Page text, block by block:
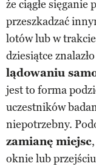
że ciągłe sięganie
przeszkadzać
lotów lub w
dziesiątce
lądowaniu
jest to forma
uczestników
niepotrzebny.
zamianę miejsc
oknie lub